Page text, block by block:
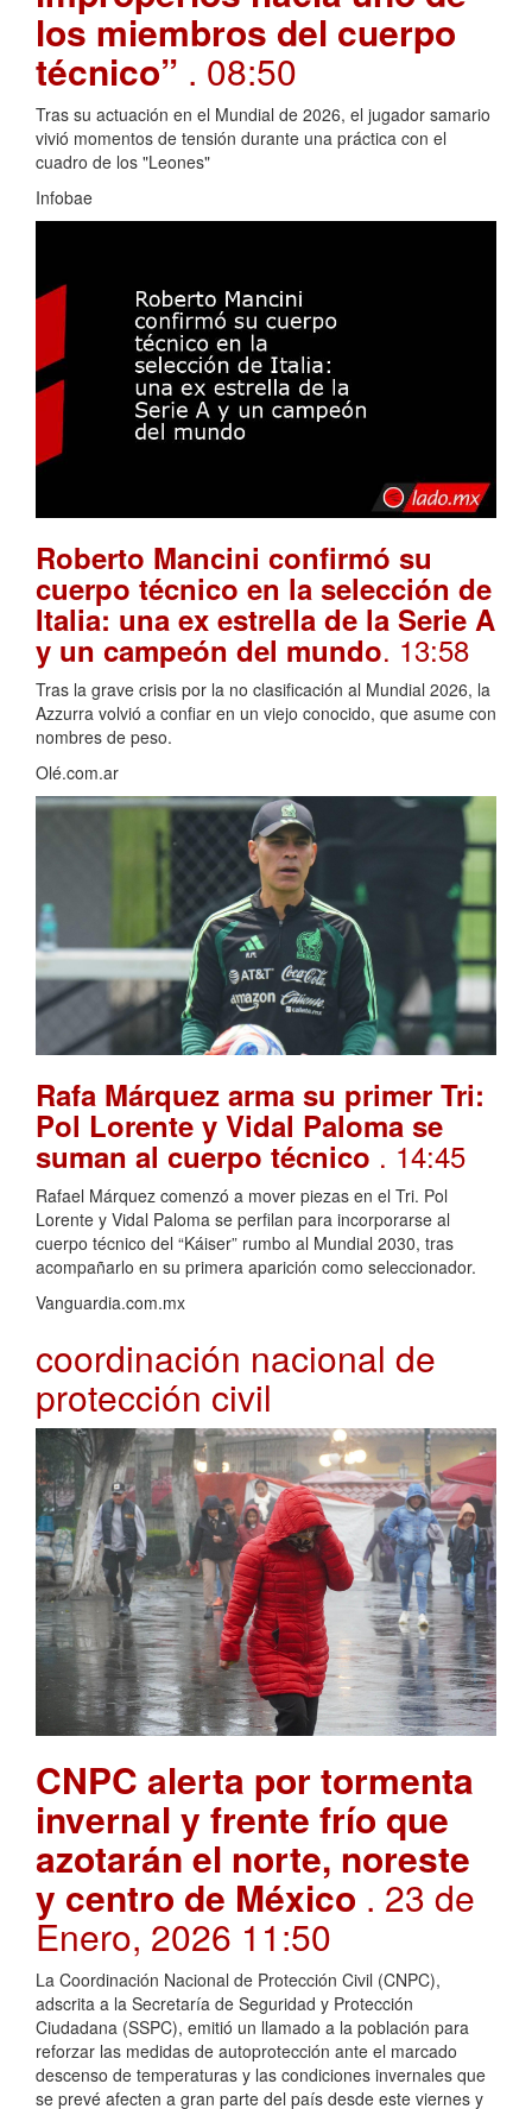
los miembros del cuerpo
técnico” . 08:50
Tras su actuación en el Mundial de 2026, el jugador samario
vivió momentos de tensión durante una práctica con el
cuadro de los "Leones"
Infobae
Roberto Mancini confirmó su
cuerpo técnico en la selección de
Italia: una ex estrella de la Serie A
y un campeón del mundo. 13:58
Tras la grave crisis por la no clasificación al Mundial 2026, la
Azzurra volvió a confiar en un viejo conocido, que asume con
nombres de peso.
Olé.com.ar
Rafa Márquez arma su primer Tri:
Pol Lorente y Vidal Paloma se
suman al cuerpo técnico . 14:45
Rafael Márquez comenzó a mover piezas en el Tri. Pol
Lorente y Vidal Paloma se perfilan para incorporarse al
cuerpo técnico del “Káiser” rumbo al Mundial 2030, tras
acompañarlo en su primera aparición como seleccionador.
Vanguardia.com.mx
coordinación nacional de
protección civil
CNPC alerta por tormenta
invernal y frente frío que
azotarán el norte, noreste
y centro de México . 23 de
Enero, 2026 11:50
La Coordinación Nacional de Protección Civil (CNPC),
adscrita a la Secretaría de Seguridad y Protección
Ciudadana (SSPC), emitió un llamado a la población para
reforzar las medidas de autoprotección ante el marcado
descenso de temperaturas y las condiciones invernales que
se prevé afecten a gran parte del país desde este viernes y